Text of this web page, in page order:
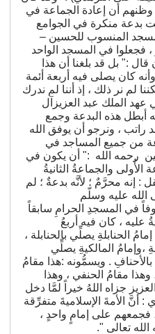
أن إعادة الجماعة في
بدعة منكرة في الجوامع
المنسوب للحسين –
فجعلوا في المسجد الواحد
قال :" بل قد بلغنا أن هذا
كان يصلى فيه أربعة أئمة
لم نر ذلك ، إذ أننا لم ندرك
عهد الملك عبد العزيزآل
أبطل هذه البدعة وجمع
راتب ، ونرجو أن يوفق الله
من جميع المساجد في
رحمه الله :" أن يكون في
الأُولى والجماعةُ الثانيةُ
: إنه محرَّمٌ ؛ لأنَّه بدعةٌ ؛ لم
عليه وسلّم
في المسجدِ الحرامِ سابقاً
عليه ، كان فيه أربعُ
الحنابلةِ يصلِّي بالحنابلة ،
،وإمامُ المالكيةِ يصلِّي
بالأحنافِ . ويسمُّونه :هذا مقامُ
مقامُ الحنفي ، وهذا
جزاه اللهُ خيراً لمَّا دخل
: أنَّ الأمةَ الإسلاميةَ متفرِّقة
فجمعهم على إمامٍ واحدٍ ،
تعالى ".